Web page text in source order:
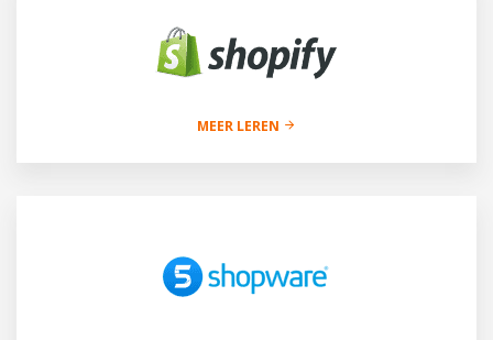
MEER LEREN